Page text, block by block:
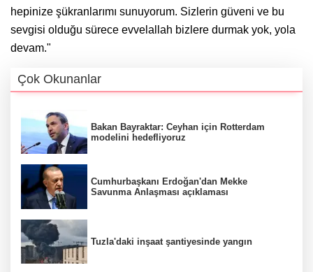
hepinize şükranlarımı sunuyorum. Sizlerin güveni ve bu
sevgisi olduğu sürece evvelallah bizlere durmak yok, yola
devam."
Çok Okunanlar
Bakan Bayraktar: Ceyhan için Rotterdam
modelini hedefliyoruz
Cumhurbaşkanı Erdoğan'dan Mekke
Savunma Anlaşması açıklaması
Tuzla'daki inşaat şantiyesinde yangın